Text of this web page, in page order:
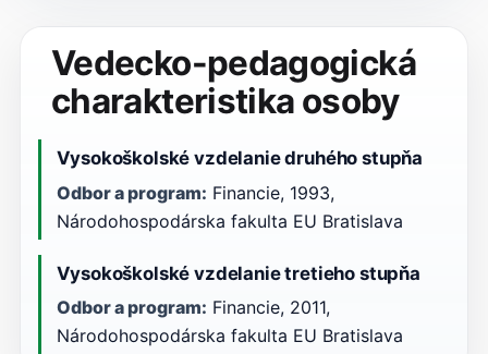
Vedecko-pedagogická
charakteristika osoby
Vysokoškolské vzdelanie druhého stupňa
Odbor a program: Financie, 1993,
Národohospodárska fakulta EU Bratislava
Vysokoškolské vzdelanie tretieho stupňa
Odbor a program: Financie, 2011,
Národohospodárska fakulta EU Bratislava